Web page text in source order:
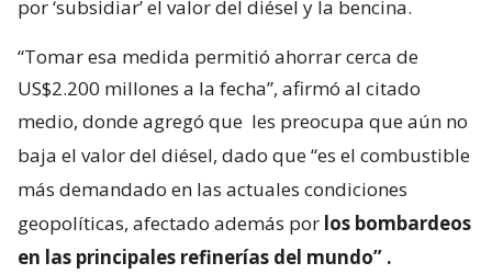
por ‘subsidiar’ el valor del diésel y la bencina.
“Tomar esa medida permitió ahorrar cerca de
US$2.200 millones a la fecha”, afirmó al citado
medio, donde agregó que les preocupa que aún no
baja el valor del diésel, dado que “es el combustible
más demandado en las actuales condiciones
geopolíticas, afectado además por los bombardeos
en las principales refinerías del mundo” .